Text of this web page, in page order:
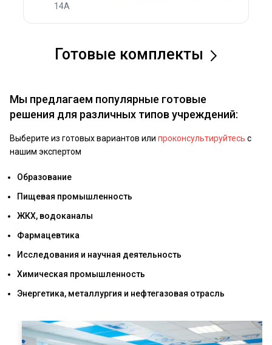
14А
Готовые комплекты
Мы предлагаем популярные готовые
решения для различных типов учреждений:
Выберите из готовых вариантов или проконсультируйтесь с
нашим экспертом
Образование
Пищевая промышленность
ЖКХ, водоканалы
Фармацевтика
Исследования и научная деятельность
Химическая промышленность
Энергетика, металлургия и нефтегазовая отрасль